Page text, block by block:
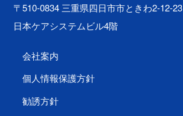
〒510-0834 三重県四日市市ときわ2-12-23
日本ケアシステムビル4階
会社案内
個人情報保護方針
勧誘方針